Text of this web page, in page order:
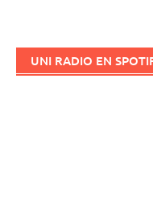
UNI RADIO EN